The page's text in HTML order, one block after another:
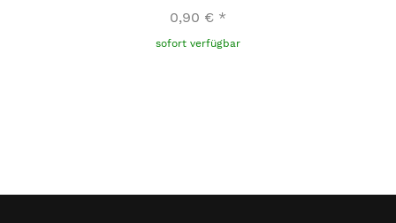
0,90 € *
sofort verfügbar